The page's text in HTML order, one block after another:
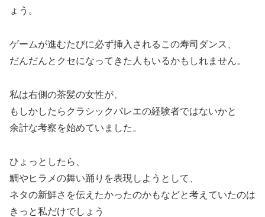
ょう。
ゲームが進むたびに必ず挿入されるこの寿司ダンス、
だんだんとクセになってきた人もいるかもしれません。
私は右側の茶髪の女性が、
もしかしたらクラシックバレエの経験者ではないかと
余計な考察を始めていました。
ひょっとしたら、
鯛やヒラメの舞い踊りを表現しようとして、
ネタの新鮮さを伝えたかったのかもなどと考えていたのは
きっと私だけでしょう